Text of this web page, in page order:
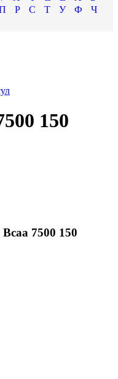
Р С Т У Ф
Ч
150
7500 150